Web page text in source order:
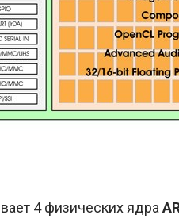
4 физических ядра